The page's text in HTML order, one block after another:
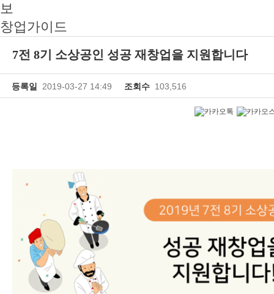
보
창업가이드
7전 8기 소상공인 성공 재창업을 지원합니다
등록일 2019-03-27 14:49 조회수 103,516